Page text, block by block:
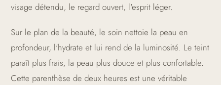
visage détendu, le regard ouvert, l'esprit léger.
Sur le plan de la beauté, le soin nettoie la peau en
profondeur, l'hydrate et lui rend de la luminosité. Le teint
paraît plus frais, la peau plus douce et plus confortable.
Cette parenthèse de deux heures est une véritable